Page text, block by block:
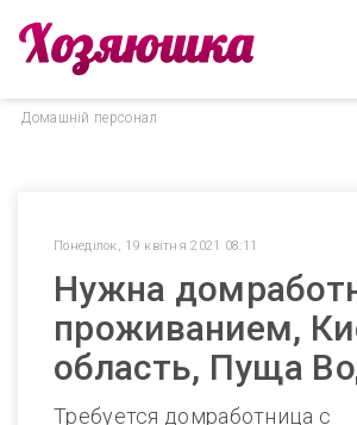
Домашнiй персонал
Понеділок, 19 квітня 2021 08:11
Нужна
проживанием,
область, Пуща
Требуется домработница с